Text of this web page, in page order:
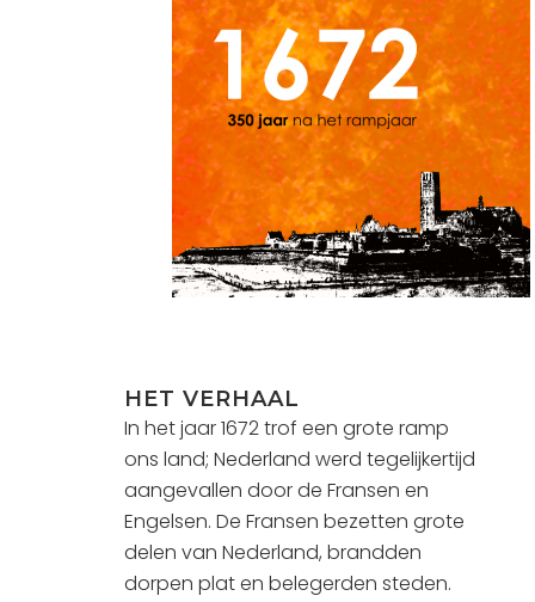
HET VERHAAL
In het jaar 1672 trof een grote ramp
ons land; Nederland werd tegelijkertijd
aangevallen door de Fransen en
Engelsen. De Fransen bezetten grote
delen van Nederland, brandden
dorpen plat en belegerden steden.